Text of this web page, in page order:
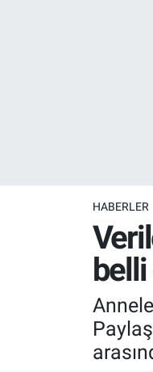
HABERLER